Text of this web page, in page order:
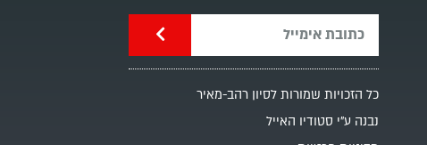
כל הזכויות שמורות לסיון רהב-מאיר
נבנה ע"י סטודיו האייל